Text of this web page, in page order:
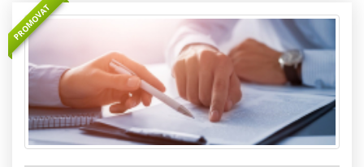
PROMOVAT